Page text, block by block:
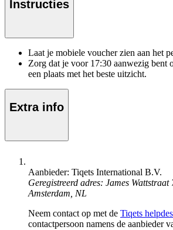
Instructies
Laat je mobiele voucher zien aan het
Zorg dat je voor 17:30 aanwezig bent
een plaats met het beste uitzicht.
Extra info
Aanbieder: Tiqets International B.V.
Geregistreerd adres: James
Amsterdam, NL
Neem contact op met de Tiqets
contactpersoon namens de aanbieder